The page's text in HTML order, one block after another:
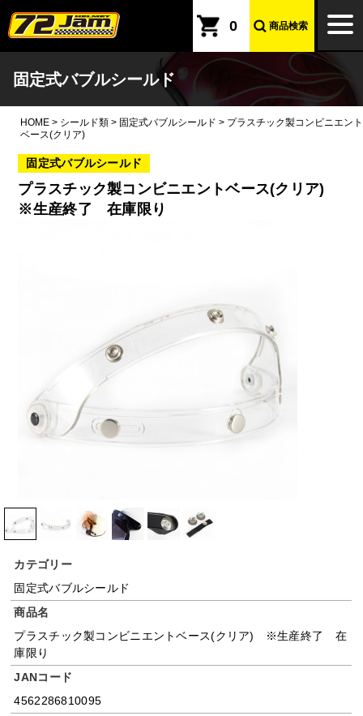
本文へ
0 商品検索
固定式バブルシールド
HOME > シールド類 > 固定式バブルシールド > プラスチック製コンビニエント
ベース(クリア)
固定式バブルシールド
プラスチック製コンビニエントベース(クリア)
※生産終了 在庫限り
カテゴリー
固定式バブルシールド
商品名
プラスチック製コンビニエントベース(クリア) ※生産終了 在
庫限り
JANコード
4562286810095